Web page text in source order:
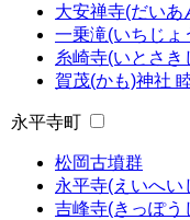
大安禅寺(だいあ
一乗滝(いちじょ
糸崎寺(いとさき
賀茂(かも)神社
永平寺町
松岡古墳群
永平寺(えいへい
吉峰寺(きっぽう